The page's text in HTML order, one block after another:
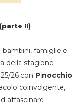
II)
bambini, famiglie e
della stagione
26 con Pinocchio
coinvolgente,
affascinare